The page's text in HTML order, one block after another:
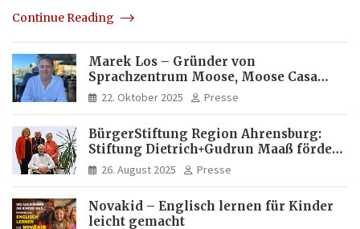
Continue Reading
Marek Los – Gründer von
Sprachzentrum Moose, Moose Casa
Italia und Apartamento Brasil |
Internationaler Experte für Bildung
22. Oktober 2025 Presse
BürgerStiftung Region Ahrensburg:
Stiftung Dietrich+Gudrun Maaß fördert
Deutschkenntnisse von Frauen
26. August 2025 Presse
Novakid – Englisch lernen für Kinder
leicht gemacht